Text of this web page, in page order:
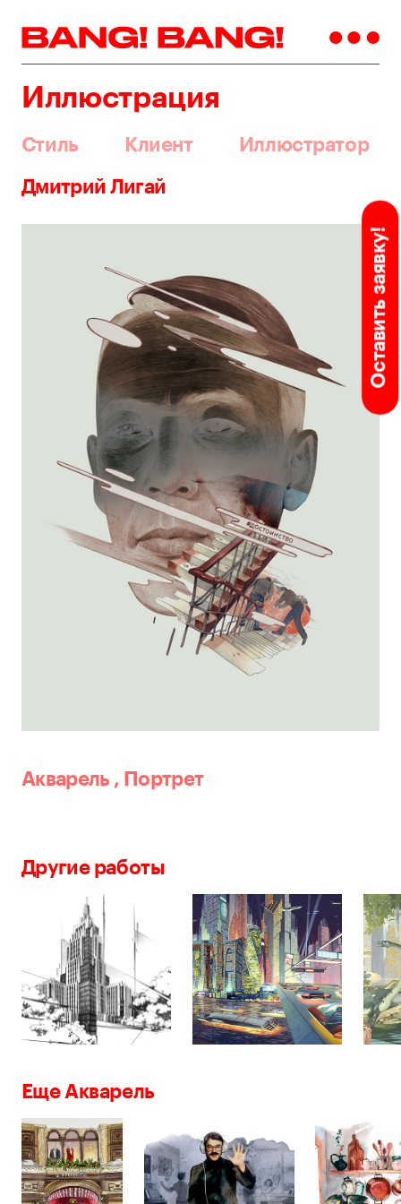
Иллюстрация
Стиль Клиент Иллюстратор
Оставить заявку!
Дмитрий Лигай
Акварель , Портрет
Другие работы
Еще Акварель